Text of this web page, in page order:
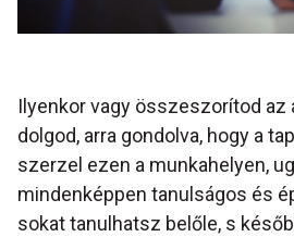
Ilyenkor vagy összeszorítod az
dolgod, arra gondolva, hogy a
szerzel ezen a munkahelyen,
mindenképpen tanulságos és
sokat tanulhatsz belőle, s